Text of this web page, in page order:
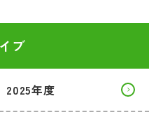
ブ
2025年度